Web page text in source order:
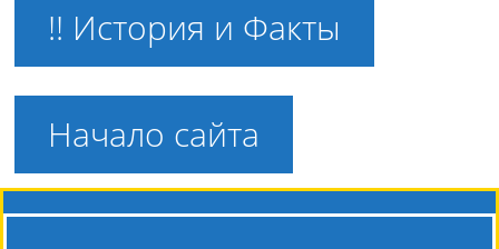
!! История и Факты
Начало сайта